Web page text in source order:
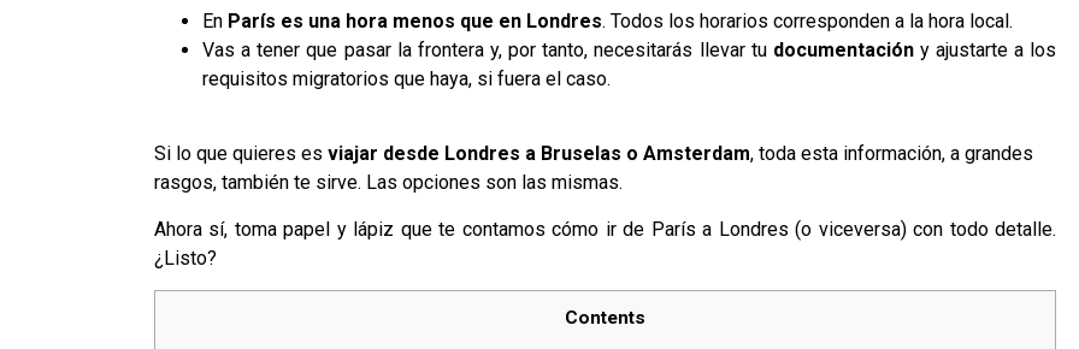
En París es una hora menos que en Londres. Todos los horarios corresponden a la hora local.
Vas a tener que pasar la frontera y, por tanto, necesitarás llevar tu documentacióny ajustarte a los
requisitos migratorios que haya, si fuera el caso.
Si lo que quieres es viajar desde Londres a Bruselas o Amsterdam, toda esta información, a grandes
rasgos, también te sirve. Las opciones son las mismas.
Ahora sí, toma papel y lápiz que te contamos cómo ir de París a Londres (o viceversa) con todo detalle.
¿Listo?
Contents